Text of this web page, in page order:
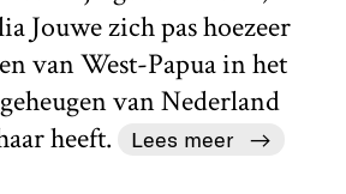
Jouwe zich pas hoezeer
van West-Papua in het
van Nederland
heeft.
Lees meer